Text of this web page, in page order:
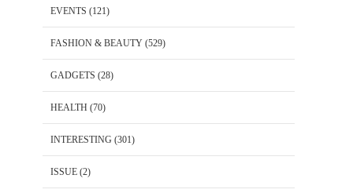
EVENTS (121)
FASHION & BEAUTY (529)
GADGETS (28)
HEALTH (70)
INTERESTING (301)
ISSUE (2)